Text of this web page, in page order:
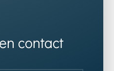
contact